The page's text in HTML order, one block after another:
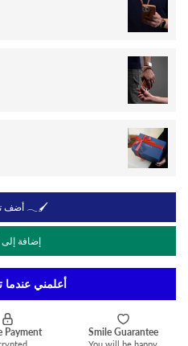
أضف تصميمك 𓂃🖌
إضافة إلى
أعلمني